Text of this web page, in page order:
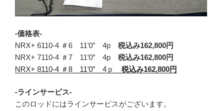
-価格表-
NRX+ 6110-4 ＃6 11’0” 4p 税込み162,800円
NRX+ 7110-4 ＃7 11’0” 4p 税込み162,800円
NRX+ 8110-4 ＃8 11’0” 4ｐ 税込み162,800円
-ラインサービス-
このロッドにはラインサービスがございます。